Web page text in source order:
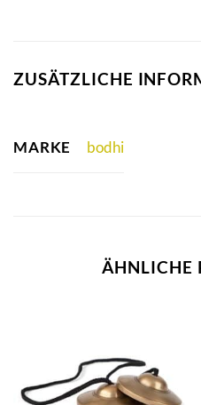
ZUSÄTZLICHE
MARKE bodhi
ÄHNLICHE